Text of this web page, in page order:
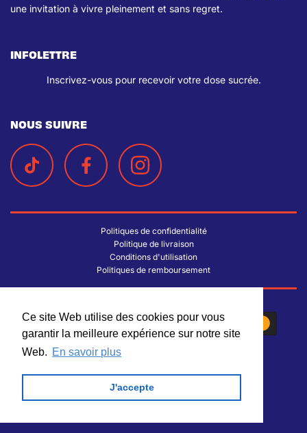
Ce site Web utilise des cookies pour vous
garantir la meilleure expérience sur notre site
Web. En savoir plus
J'accepte
Ce site Web utilise des cookies pour vous
garantir la meilleure expérience sur notre site
Web. En savoir plus
J'accepte
une invitation à vivre pleinement et sans regret.
INFOLETTRE
Inscrivez-vous pour recevoir votre dose sucrée.
NOUS SUIVRE
Politiques de confidentialité
Politique de livraison
Conditions d'utilisation
Politiques de remboursement
| Conception par